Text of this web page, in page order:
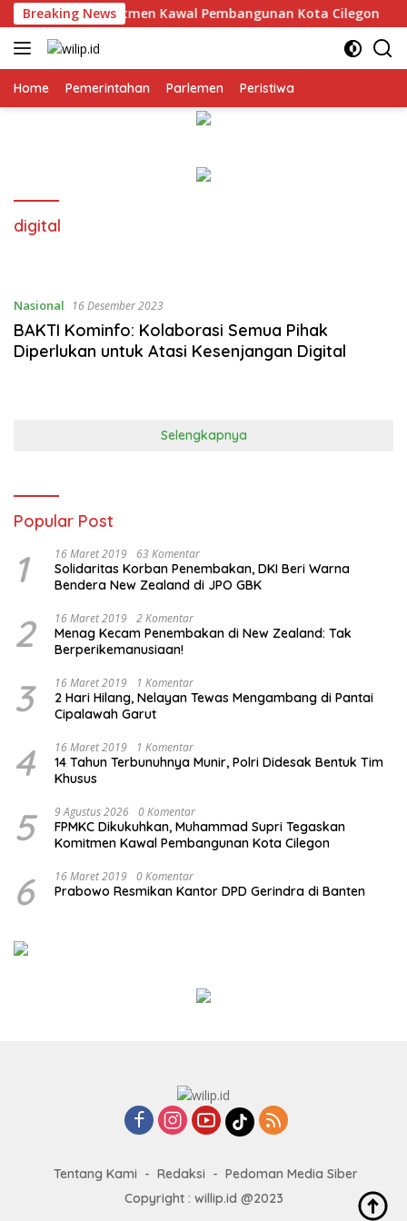
Langsung
ke
konten
Breaking News
Tegaskan Komitmen Kawal Pembangunan Kota Cilegon
Home Pemerintahan Parlemen Peristiwa
digital
Nasional 16 Desember 2023
BAKTI Kominfo: Kolaborasi Semua Pihak
Diperlukan untuk Atasi Kesenjangan Digital
Selengkapnya
Popular Post
1 16 Maret 2019 63 Komentar
Solidaritas Korban Penembakan, DKI Beri Warna
Bendera New Zealand di JPO GBK
2 16 Maret 2019 2 Komentar
Menag Kecam Penembakan di New Zealand: Tak
Berperikemanusiaan!
3 16 Maret 2019 1 Komentar
2 Hari Hilang, Nelayan Tewas Mengambang di Pantai
Cipalawah Garut
4 16 Maret 2019 1 Komentar
14 Tahun Terbunuhnya Munir, Polri Didesak Bentuk Tim
Khusus
5 9 Agustus 2026 0 Komentar
FPMKC Dikukuhkan, Muhammad Supri Tegaskan
Komitmen Kawal Pembangunan Kota Cilegon
6 16 Maret 2019 0 Komentar
Prabowo Resmikan Kantor DPD Gerindra di Banten
Tentang Kami Redaksi
Pedoman Media Siber
Copyright : willip.id @2023